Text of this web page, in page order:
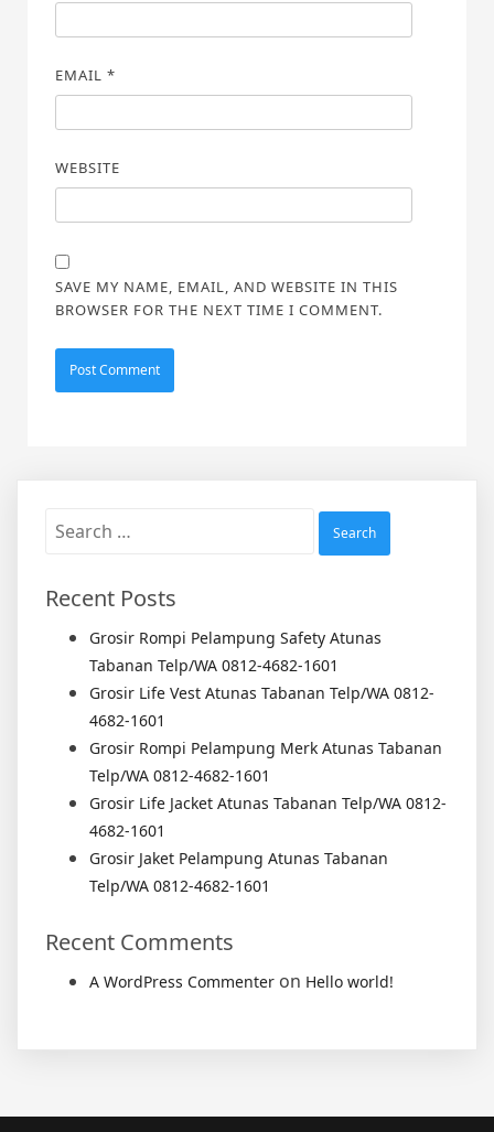
EMAIL *
WEBSITE
SAVE MY NAME, EMAIL, AND WEBSITE IN THIS
BROWSER FOR THE NEXT TIME I COMMENT.
Search
Recent Posts
Grosir Rompi Pelampung Safety Atunas
Tabanan Telp/WA 0812-4682-1601
Grosir Life Vest Atunas Tabanan Telp/WA 0812-
4682-1601
Grosir Rompi Pelampung Merk Atunas Tabanan
Telp/WA 0812-4682-1601
Grosir Life Jacket Atunas Tabanan Telp/WA 0812-
4682-1601
Grosir Jaket Pelampung Atunas Tabanan
Telp/WA 0812-4682-1601
Recent Comments
A WordPress Commenter on Hello world!